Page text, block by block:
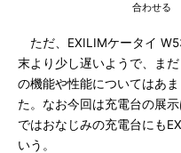
合わせる
ただ、EXILIMケータイ
末より少し遅いようで、ま
の機能や性能についてはあ
た。なお今回は充電台の展
ではおなじみの充電台にも
いう。